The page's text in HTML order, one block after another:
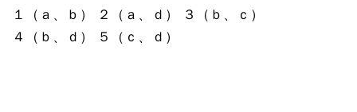
１（ａ、ｂ） ２（ａ、ｄ） ３（ｂ、ｃ）
４（ｂ、ｄ） ５（ｃ、ｄ）